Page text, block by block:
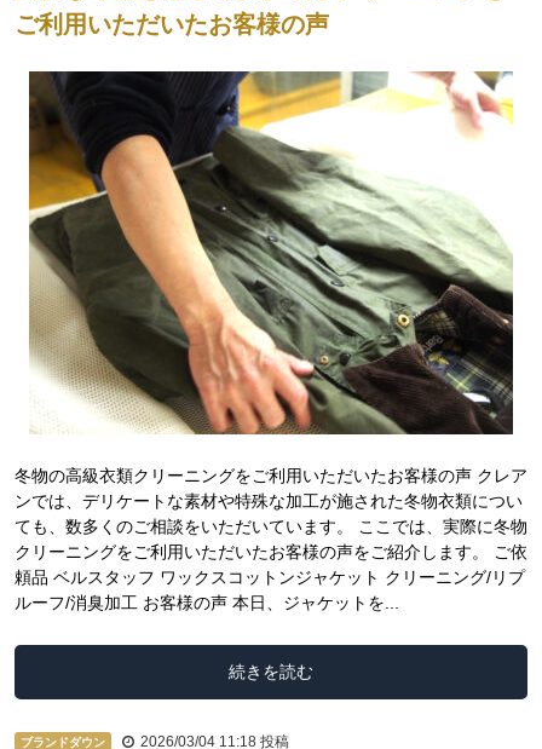
ご利用いただいたお客様の声
冬物の高級衣類クリーニングをご利用いただいたお客様の声 クレア
ンでは、デリケートな素材や特殊な加工が施された冬物衣類につい
ても、数多くのご相談をいただいています。 ここでは、実際に冬物
クリーニングをご利用いただいたお客様の声をご紹介します。 ご依
頼品 ベルスタッフ ワックスコットンジャケット クリーニング/リプ
ルーフ/消臭加工 お客様の声 本日、ジャケットを...
続きを読む
ブランドダウン 2026/03/04 11:18 投稿